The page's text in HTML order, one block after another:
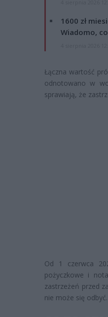
1600 zł
Wiadomo,
Łączna wartość
odnotowano w
sprawiają, że
Od 1 czerwca
pożyczkowe i
zastrzeżeń przed
nie może się odbyć.